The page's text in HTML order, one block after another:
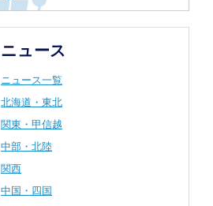
ニュース
ニュース一覧
北海道・東北
関東・甲信越
中部・北陸
関西
中国・四国